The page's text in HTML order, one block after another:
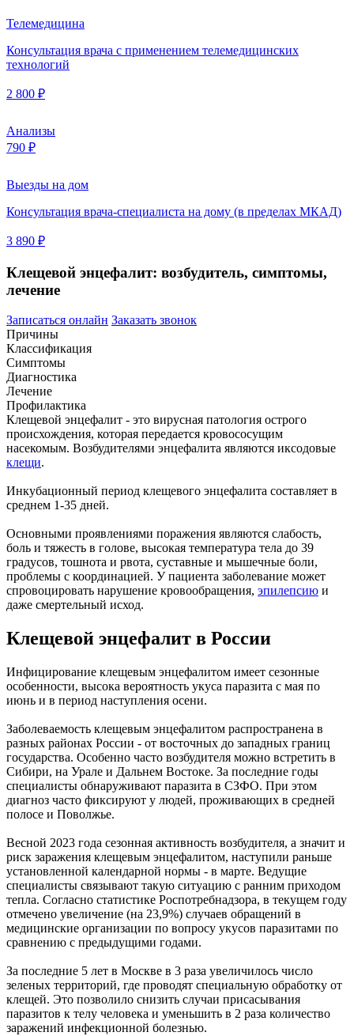
Телемедицина
Консультация врача с применением телемедицинских
технологий
2 800 ₽
Анализы
790 ₽
Выезды на дом
Консультация врача-специалиста на дому (в пределах МКАД)
3 890 ₽
Клещевой энцефалит: возбудитель, симптомы,
лечение
Записаться онлайн Заказать звонок
Причины
Классификация
Симптомы
Диагностика
Лечение
Профилактика
Клещевой энцефалит - это вирусная патология острого
происхождения, которая передается кровососущим
насекомым. Возбудителями энцефалита являются иксодовые
клещи.
Инкубационный период клещевого энцефалита составляет в
среднем 1-35 дней.
Основными проявлениями поражения являются слабость,
боль и тяжесть в голове, высокая температура тела до 39
градусов, тошнота и рвота, суставные и мышечные боли,
проблемы с координацией. У пациента заболевание может
спровоцировать нарушение кровообращения, эпилепсию и
даже смертельный исход.
Клещевой энцефалит в России
Инфицирование клещевым энцефалитом имеет сезонные
особенности, высока вероятность укуса паразита с мая по
июнь и в период наступления осени.
Заболеваемость клещевым энцефалитом распространена в
разных районах России - от восточных до западных границ
государства. Особенно часто возбудителя можно встретить в
Сибири, на Урале и Дальнем Востоке. За последние годы
специалисты обнаруживают паразита в СЗФО. При этом
диагноз часто фиксируют у людей, проживающих в средней
полосе и Поволжье.
Весной 2023 года сезонная активность возбудителя, а значит и
риск заражения клещевым энцефалитом, наступили раньше
установленной календарной нормы - в марте. Ведущие
специалисты связывают такую ситуацию с ранним приходом
тепла. Согласно статистике Роспотребнадзора, в текущем году
отмечено увеличение (на 23,9%) случаев обращений в
медицинские организации по вопросу укусов паразитами по
сравнению с предыдущими годами.
За последние 5 лет в Москве в 3 раза увеличилось число
зеленых территорий, где проводят специальную обработку от
клещей. Это позволило снизить случаи присасывания
паразитов к телу человека и уменьшить в 2 раза количество
заражений инфекционной болезнью.